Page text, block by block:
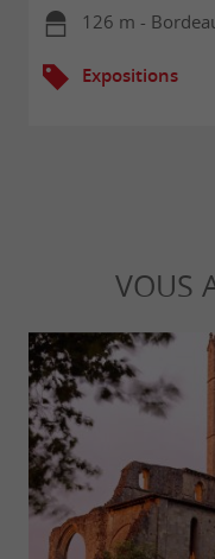
126 m -
Expositions
VOUS